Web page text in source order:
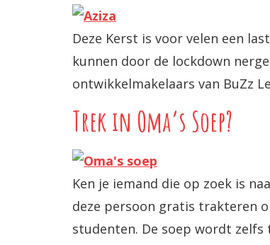
Deze Kerst is voor velen een
kunnen door de lockdown
ontwikkelmakelaars van BuZz
Trek in Oma’s Soep?
Ken je iemand die op zoek is
deze persoon gratis trakteren
studenten. De soep wordt